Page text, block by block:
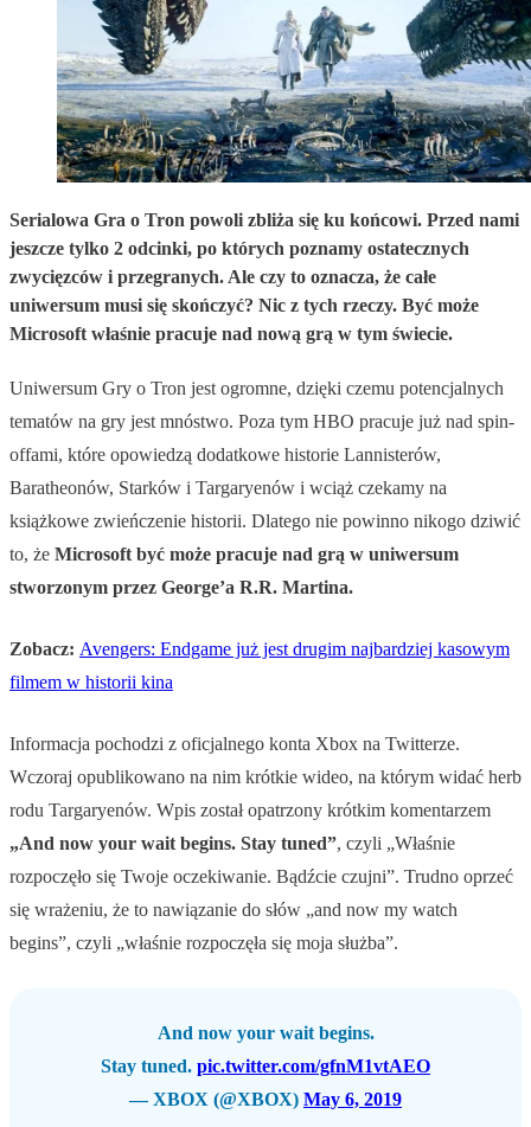
Serialowa Gra o Tron powoli zbliża się ku końcowi. Przed nami
jeszcze tylko 2 odcinki, po których poznamy ostatecznych
zwycięzców i przegranych. Ale czy to oznacza, że całe
uniwersum musi się skończyć? Nic z tych rzeczy. Być może
Microsoft właśnie pracuje nad nową grą w tym świecie.
Uniwersum Gry o Tron jest ogromne, dzięki czemu potencjalnych
tematów na gry jest mnóstwo. Poza tym HBO pracuje już nad spin-
offami, które opowiedzą dodatkowe historie Lannisterów,
Baratheonów, Starków i Targaryenów i wciąż czekamy na
książkowe zwieńczenie historii. Dlatego nie powinno nikogo dziwić
to, że Microsoft być może pracuje nad grą w uniwersum
stworzonym przez George’a R.R. Martina.
Zobacz: Avengers: Endgame już jest drugim najbardziej kasowym
filmem w historii kina
Informacja pochodzi z oficjalnego konta Xbox na Twitterze.
Wczoraj opublikowano na nim krótkie wideo, na którym widać herb
rodu Targaryenów. Wpis został opatrzony krótkim komentarzem
„And now your wait begins. Stay tuned”, czyli „Właśnie
rozpoczęło się Twoje oczekiwanie. Bądźcie czujni”. Trudno oprzeć
się wrażeniu, że to nawiązanie do słów „and now my watch
begins”, czyli „właśnie rozpoczęła się moja służba”.
And now your wait begins.
Stay tuned. pic.twitter.com/gfnM1vtAEO
— XBOX (@XBOX) May 6, 2019